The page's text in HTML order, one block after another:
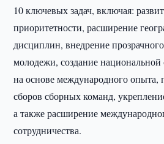
10 ключевых задач, включая:
приоритетности, расширение
дисциплин, внедрение
молодежи, создание
на основе международного опыта,
сборов сборных команд,
а также расширение
сотрудничества.